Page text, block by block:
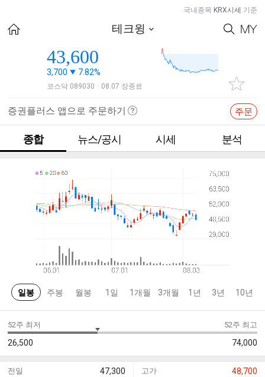
국내종목 KRX시세 기준
테크윙
43,600
3,700 7.82%
코스닥 089030 08.07 장종료
증권플러스 앱으로 주문하기 주문
종합 뉴스/공시 시세 분석
일봉 주봉 월봉 1일 1개월 3개월 1년 3년 10년
52주 최저
26,500
52주 최고
74,000
전일 47,300 고가 48,700